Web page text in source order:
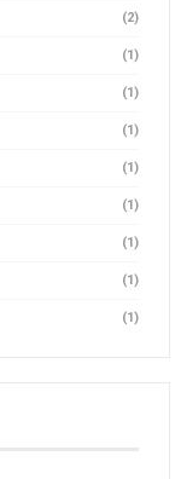
(2)
(1)
(1)
(1)
(1)
(1)
(1)
(1)
(1)